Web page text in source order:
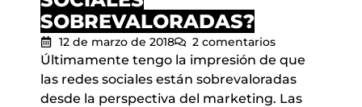
SOBREVALORADAS?
12 de marzo de 2018 2 comentarios
Últimamente tengo la impresión de que
las redes sociales están sobrevaloradas
desde la perspectiva del marketing. Las